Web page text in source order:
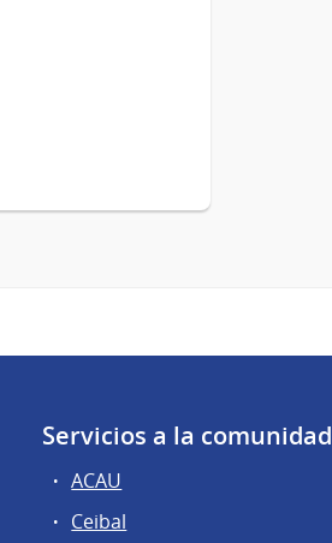
Servicios a la comunidad
ACAU
Ceibal